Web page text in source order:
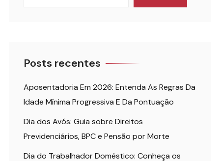
Posts recentes
Aposentadoria Em 2026: Entenda As Regras Da
Idade Mínima Progressiva E Da Pontuação
Dia dos Avós: Guia sobre Direitos
Previdenciários, BPC e Pensão por Morte
Dia do Trabalhador Doméstico: Conheça os